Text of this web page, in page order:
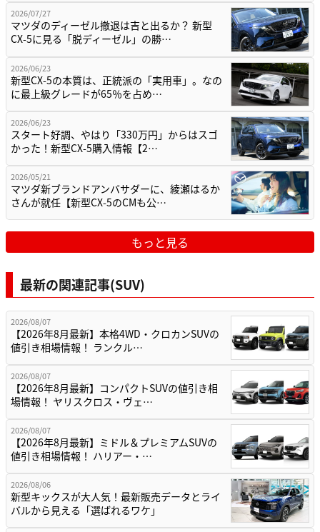
2026/07/27
マツダのディーゼル撤退は吉と出るか？ 新型
CX-5に見る「脱ディーゼル」の勝…
2026/06/23
新型CX-5の本質は、正統派の「実用車」。なの
に最上級グレードが65％を占め…
2026/06/23
スタート好調、やはり「330万円」からはスゴ
かった！新型CX-5購入情報【2…
2026/05/21
マツダ新ブランドアンバサダーに、綾瀬はるか
さんが就任【新型CX-5のCMも公…
もっと見る
最新の関連記事(SUV)
2026/08/07
【2026年8月最新】本格4WD・クロカンSUVの
値引き相場情報！ ランクル…
2026/08/07
【2026年8月最新】コンパクトSUVの値引き相
場情報！ ヤリスクロス・ヴェ…
2026/08/07
【2026年8月最新】ミドル＆プレミアムSUVの
値引き相場情報！ ハリアー・…
2026/08/06
新型キックスが大人気！最新販売データとライ
バルから見える「選ばれるワケ」